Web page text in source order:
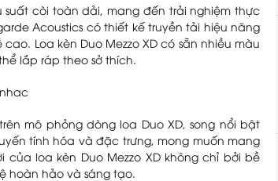
suất còi toàn dải, mang đến trải nghiệm thực
Acoustics có thiết kế truyền tải hiệu năng
Loa kèn Duo Mezzo XD có sẵn nhiều màu
lắp ráp theo sở thích.
mô phỏng dòng loa Duo XD, song nổi bật
tính hóa và đặc trưng, mong muốn mang
của loa kèn Duo Mezzo XD không chỉ bởi bề
hoàn hảo và sáng tạo.